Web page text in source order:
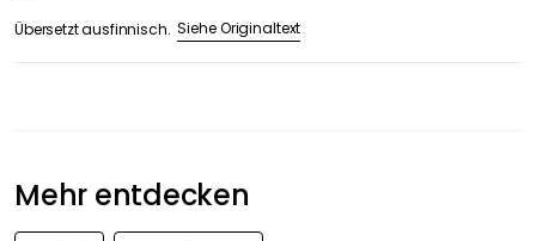
Übersetzt ausfinnisch. Siehe Originaltext
Mehr entdecken